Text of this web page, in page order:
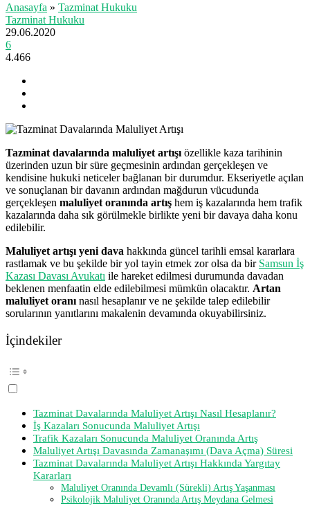
Anasayfa » Tazminat Hukuku
Tazminat Hukuku
29.06.2020
6
4.466
Tazminat davalarında maluliyet artışı özellikle kaza tarihinin
üzerinden uzun bir süre geçmesinin ardından gerçekleşen ve
kendisine hukuki neticeler bağlanan bir durumdur. Ekseriyetle açılan
ve sonuçlanan bir davanın ardından mağdurun vücudunda
gerçekleşen maluliyet oranında artış hem iş kazalarında hem trafik
kazalarında daha sık görülmekle birlikte yeni bir davaya daha konu
edilebilir.
Maluliyet artışı yeni dava hakkında güncel tarihli emsal kararlara
rastlamak ve bu şekilde bir yol tayin etmek zor olsa da bir Samsun İş
Kazası Davası Avukatı ile hareket edilmesi durumunda davadan
beklenen menfaatin elde edilebilmesi mümkün olacaktır. Artan
maluliyet oranı nasıl hesaplanır ve ne şekilde talep edilebilir
sorularının yanıtlarını makalenin devamında okuyabilirsiniz.
İçindekiler
Tazminat Davalarında Maluliyet Artışı Nasıl Hesaplanır?
İş Kazaları Sonucunda Maluliyet Artışı
Trafik Kazaları Sonucunda Maluliyet Oranında Artış
Maluliyet Artışı Davasında Zamanaşımı (Dava Açma) Süresi
Tazminat Davalarında Maluliyet Artışı Hakkında Yargıtay
Kararları
Maluliyet Oranında Devamlı (Sürekli) Artış Yaşanması
Psikolojik Maluliyet Oranında Artış Meydana Gelmesi